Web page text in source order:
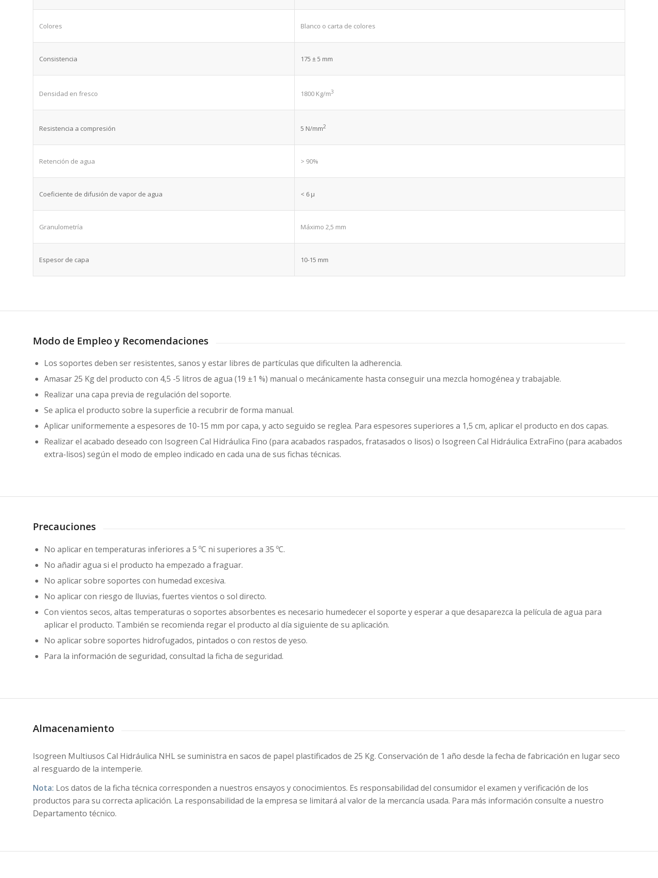
Colores Blanco o carta de colores
Consistencia 175 ± 5 mm
Densidad en fresco 1800 Kg/m3
Resistencia a compresión 5 N/mm2
Retención de agua > 90%
Coeficiente de difusión de vapor de agua < 6 μ
Granulometría Máximo 2,5 mm
Espesor de capa 10-15 mm
Modo de Empleo y Recomendaciones
Los soportes deben ser resistentes, sanos y estar libres de partículas que dificulten la adherencia.
Amasar 25 Kg del producto con 4,5 -5 litros de agua (19 ±1 %) manual o mecánicamente hasta conseguir una mezcla homogénea y trabajable.
Realizar una capa previa de regulación del soporte.
Se aplica el producto sobre la superficie a recubrir de forma manual.
Aplicar uniformemente a espesores de 10-15 mm por capa, y acto seguido se reglea. Para espesores superiores a 1,5 cm, aplicar el producto en dos capas.
Realizar el acabado deseado con Isogreen Cal Hidráulica Fino (para acabados raspados, fratasados o lisos) o Isogreen Cal Hidráulica ExtraFino (para acabados
extra-lisos) según el modo de empleo indicado en cada una de sus fichas técnicas.
Precauciones
No aplicar en temperaturas inferiores a 5 ºC ni superiores a 35 ºC.
No añadir agua si el producto ha empezado a fraguar.
No aplicar sobre soportes con humedad excesiva.
No aplicar con riesgo de lluvias, fuertes vientos o sol directo.
Con vientos secos, altas temperaturas o soportes absorbentes es necesario humedecer el soporte y esperar a que desaparezca la película de agua para
aplicar el producto. También se recomienda regar el producto al día siguiente de su aplicación.
No aplicar sobre soportes hidrofugados, pintados o con restos de yeso.
Para la información de seguridad, consultad la ficha de seguridad.
Almacenamiento
Isogreen Multiusos Cal Hidráulica NHLse suministra en sacos de papel plastificados de 25 Kg. Conservación de 1 año desde la fecha de fabricación en lugar seco
al resguardo de la intemperie.
Nota: Los datos de la ficha técnica corresponden a nuestros ensayos y conocimientos. Es responsabilidad del consumidor el examen y verificación de los
productos para su correcta aplicación. La responsabilidad de la empresa se limitará al valor de la mercancía usada. Para más información consulte a nuestro
Departamento técnico.